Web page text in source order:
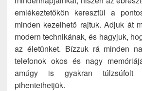
emlékeztetőkön keresztül a
minden kezelhető rajtuk. Adjuk át
modern technikának, és hagyjuk,
az életünket. Bízzuk rá minden
telefonok okos és nagy
amúgy is gyakran túlzsúfolt
pihentethetjük.